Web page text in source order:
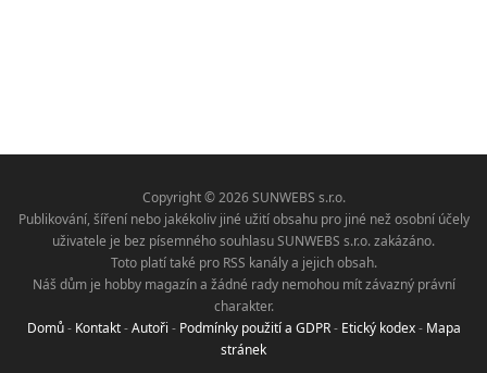
Copyright © 2026 SUNWEBS s.r.o.
Publikování, šíření nebo jakékoliv jiné užití obsahu pro jiné než osobní účely
uživatele je bez písemného souhlasu SUNWEBS s.r.o. zakázáno.
Toto platí také pro RSS kanály a jejich obsah.
Náš dům je hobby magazín a žádné rady nemohou mít závazný právní
charakter.
Domů- Kontakt-Autoři - Podmínky použití a GDPR- Etický kodex- Mapa
stránek